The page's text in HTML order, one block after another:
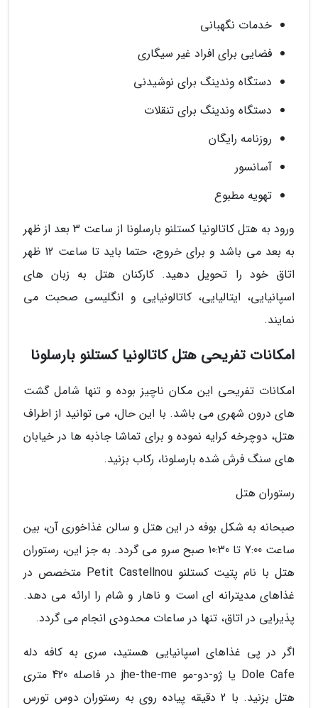
خدمات نگهبانی
فضایی برای افراد غیر سیگاری
دستگاه وندینگ برای نوشیدنی
دستگاه وندینگ برای تنقلات
روزنامه رایگان
آسانسور
تهویه مطبوع
ورود به هتل کاتالونیا کستلنو بارسلونا از ساعت 3 بعد از ظهر
به بعد می باشد و برای خروج، حتما باید تا ساعت 12 ظهر
اتاق خود را تحویل دهید. کارکنان هتل به زبان های
اسپانیایی، ایتالیایی، کاتالونیایی و انگلیسی صحبت می
نمایند.
امکانات تفریحی هتل کاتالونیا کستلنو بارسلونا
امکانات تفریحی این مکان ناچیز بوده و تنها شامل گشت
های درون شهری می باشد. با این حال، می توانید از اطراف
هتل، دوچرخه کرایه نموده و برای تماشا جاذبه ها در خیابان
های سنگ فرش شده بارسلونا، رکاب بزنید.
رستوران هتل
صبحانه به شکل بوفه در این هتل و سالن غذاخوری آن، بین
ساعت 7:00 تا 10:30 صبح سرو می گردد. به جز این، رستوران
هتل با نام پتیت کستلنو Petit Castellnou متخصص در
غذاهای مدیترانه ای است و ناهار و شام را ارائه می دهد.
پذیرایی در اتاق، تنها در ساعات محدودی انجام می گردد.
اگر در پی غذاهای اسپانیایی هستید، سری به کافه دله
Dole Cafe یا ژو-دو-مو jhe-the-me در فاصله 420 متری
هتل بزنید. با 2 دقیقه پیاده روی به رستوران دوس تورس